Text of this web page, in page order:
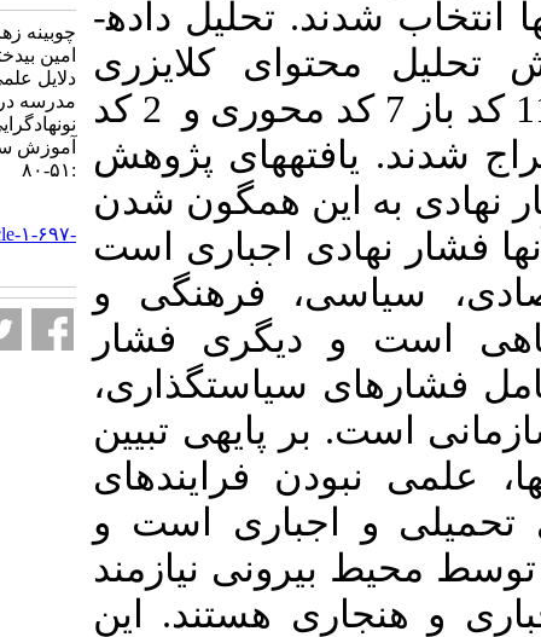
شدند. تحلیل داده­
کلایزری
استفاده شد. در مجموع، 112 کد باز 7 کد محوری و 2 کد
پژوهش
این همگون شدن
اجباری است
فرهنگی و
دیگری فشار
سیاست­گذاری،
پایه­ی تبیین
فرایندهای
اجباری است و
نیازمند
هستند. این
چوبینه زهرا، محمدی شیرکوه،
امین بیدختی علی اکبر. واکاوی
دلایل علمی نبودن مدیریت
مدرسه در ایران از دیدگاه
نونهادگرایی. نشریه مديريت بر
آموزش سازمانها. ۱۴۰۳; ۱۳ (۳)
http://journalieaa.ir/article-۱-۶۹۷-